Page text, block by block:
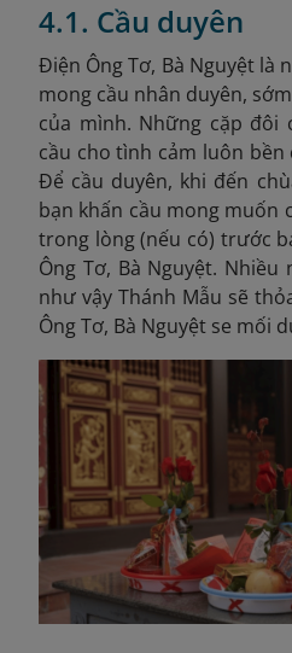
4.1. Cầu duyên
Điện Ông Tơ, Bà Nguyệt là
mong cầu nhân duyên,
của mình. Những cặp đôi
cầu cho tình cảm luôn bền
Để cầu duyên, khi đến
bạn khấn cầu mong muốn
trong lòng (nếu có) trước
Ông Tơ, Bà Nguyệt.
như vậy Thánh Mẫu sẽ
Ông Tơ, Bà Nguyệt se mối